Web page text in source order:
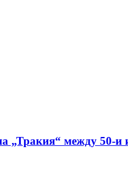
„Тракия“ между 50-и